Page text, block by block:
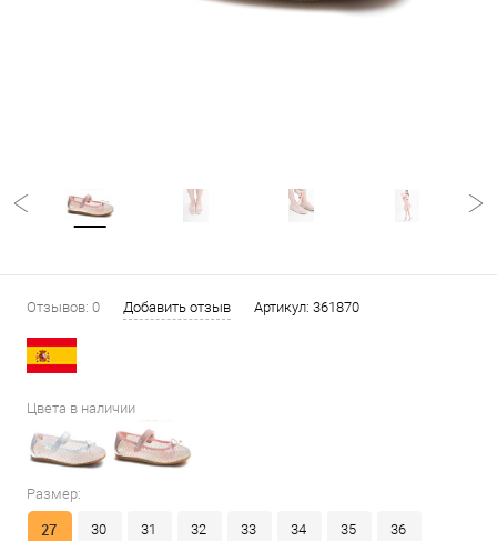
Отзывов: 0 Добавить отзыв Артикул: 361870
Цвета в наличии
Размер:
27 30 31 32 33 34 35 36